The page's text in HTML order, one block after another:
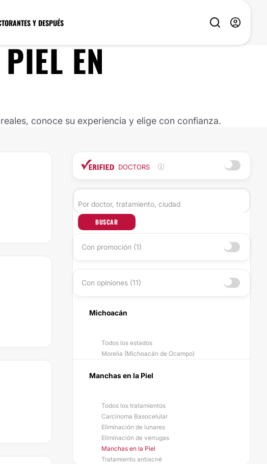
ANTES Y DESPUÉS
EN
conoce su experiencia y elige con confianza.
DOCTORS
BUSCAR
Con promoción (1)
Con opiniones (11)
Michoacán
Todos los estados
Morelia (Michoacán de Ocampo)
Manchas en la Piel
Todos los tratamientos
Carcinoma Basocelular
Eliminación de lunares
Eliminación de verrugas
Manchas en la Piel
Tratamiento antiacné